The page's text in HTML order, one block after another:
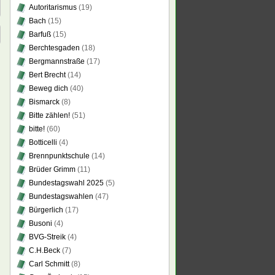
Autoritarismus (19)
Bach (15)
Barfuß (15)
Berchtesgaden (18)
Bergmannstraße (17)
Bert Brecht(14)
Beweg dich (40)
Bismarck (8)
Bitte zählen! (51)
bitte! (60)
Botticelli (4)
Brennpunktschule (14)
Brüder Grimm (11)
Bundestagswahl 2025 (5)
Bundestagswahlen (47)
Bürgerlich (17)
Busoni (4)
BVG-Streik (4)
C.H.Beck (7)
Carl Schmitt(8)